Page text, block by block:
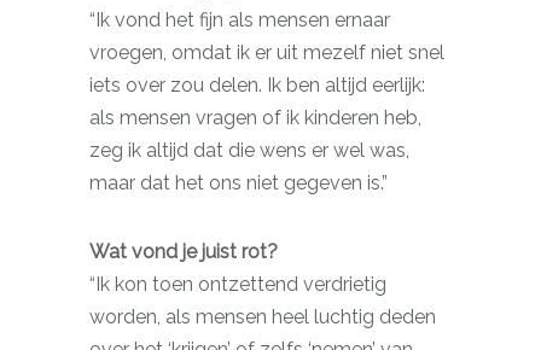
“Ik vond het fijn als mensen ernaar
vroegen, omdat ik er uit mezelf niet snel
iets over zou delen. Ik ben altijd eerlijk:
als mensen vragen of ik kinderen heb,
zeg ik altijd dat die wens er wel was,
maar dat het ons niet gegeven is.”
Wat vond je juist rot?
“Ik kon toen ontzettend verdrietig
worden, als mensen heel luchtig deden